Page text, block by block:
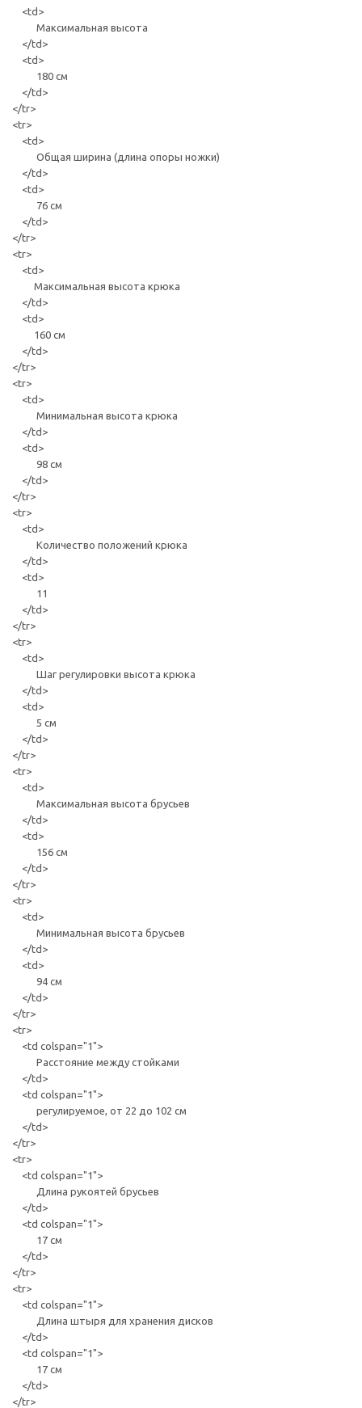
<td>
Максимальная высота
</td>
<td>
180 см
</td>
</tr>
<tr>
<td>
Общая ширина (длина опоры ножки)
</td>
<td>
76 см
</td>
</tr>
<tr>
<td>
Максимальная высота крюка
</td>
<td>
160 см
</td>
</tr>
<tr>
<td>
Минимальная высота крюка
</td>
<td>
98 см
</td>
</tr>
<tr>
<td>
Количество положений крюка
</td>
<td>
11
</td>
</tr>
<tr>
<td>
Шаг регулировки высота крюка
</td>
<td>
5 см
</td>
</tr>
<tr>
<td>
Максимальная высота брусьев
</td>
<td>
156 см
</td>
</tr>
<tr>
<td>
Минимальная высота брусьев
</td>
<td>
94 см
</td>
</tr>
<tr>
<td colspan="1">
Расстояние между стойками
</td>
<td colspan="1">
регулируемое, от 22 до 102 см
</td>
</tr>
<tr>
<td colspan="1">
Длина рукоятей брусьев
</td>
<td colspan="1">
17 см
</td>
</tr>
<tr>
<td colspan="1">
Длина штыря для хранения дисков
</td>
<td colspan="1">
17 см
</td>
</tr>